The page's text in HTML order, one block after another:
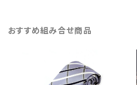
おすすめ組み合せ商品